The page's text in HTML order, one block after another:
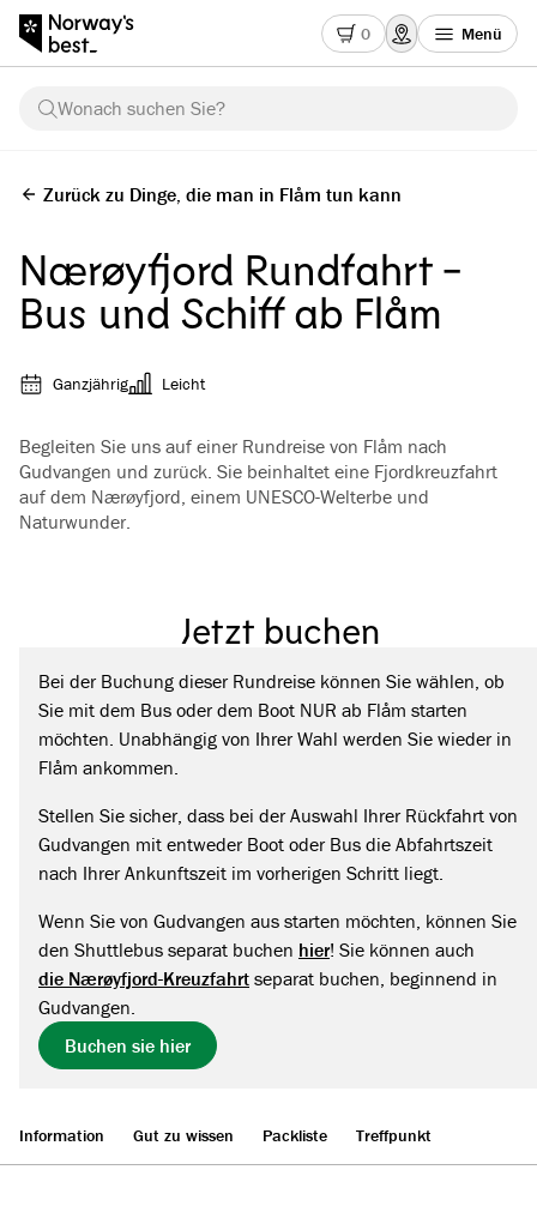
0 Menü
Wonach suchen Sie?
Zurück zu Dinge, die man in Flåm tun kann
Nærøyfjord Rundfahrt -
Bus und Schiff ab Flåm
Ganzjährig Leicht
Begleiten Sie uns auf einer Rundreise von Flåm nach
Gudvangen und zurück. Sie beinhaltet eine Fjordkreuzfahrt
auf dem Nærøyfjord, einem UNESCO-Welterbe und
Naturwunder.
Jetzt buchen
Bei der Buchung dieser Rundreise können Sie wählen, ob
Sie mit dem Bus oder dem Boot NUR ab Flåm starten
möchten. Unabhängig von Ihrer Wahl werden Sie wieder in
Flåm ankommen.
Stellen Sie sicher, dass bei der Auswahl Ihrer Rückfahrt von
Gudvangen mit entweder Boot oder Bus die Abfahrtszeit
nach Ihrer Ankunftszeit im vorherigen Schritt liegt.
Wenn Sie von Gudvangen aus starten möchten, können Sie
den Shuttlebus separat buchen hier! Sie können auch
die Nærøyfjord-Kreuzfahrt separat buchen, beginnend in
Gudvangen.
Buchen sie hier
Information Gut zu wissen Packliste Treffpunkt